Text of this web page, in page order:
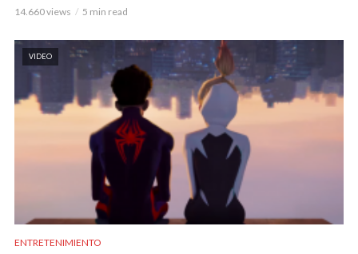
14.660 views 5 min read
VIDEO
ENTRETENIMIENTO